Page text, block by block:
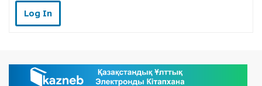
Log In